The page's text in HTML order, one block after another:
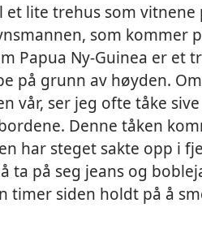
et lite trehus som
som kommer
Papua Ny-Guinea er et
på grunn av høyden.
vår, ser jeg ofte tåke
Denne tåken
har steget sakte opp i
ta på seg jeans og
timer siden holdt på å